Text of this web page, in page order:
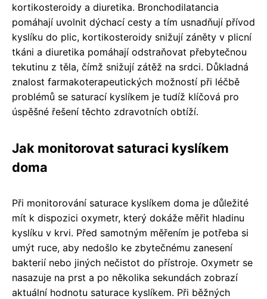
kortikosteroidy a diuretika. Bronchodilatancia
pomáhají uvolnit dýchací cesty a tím usnadňují přívod
kyslíku do plic, kortikosteroidy snižují záněty v plicní
tkáni a diuretika pomáhají odstraňovat přebytečnou
tekutinu z těla, čímž snižují zátěž na srdci. Důkladná
znalost farmakoterapeutických možností při léčbě
problémů se saturací kyslíkem je tudíž klíčová pro
úspěšné řešení těchto zdravotních obtíží.
Jak monitorovat saturaci kyslíkem
doma
Při monitorování saturace kyslíkem doma je důležité
mít k dispozici oxymetr, který dokáže měřit hladinu
kyslíku v krvi. Před samotným měřením je potřeba si
umýt ruce, aby nedošlo ke zbytečnému zanesení
bakterií nebo jiných nečistot do přístroje. Oxymetr se
nasazuje na prst a po několika sekundách zobrazí
aktuální hodnotu saturace kyslíkem. Při běžných